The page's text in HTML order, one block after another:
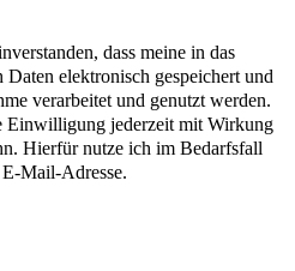
dass meine in das
elektronisch gespeichert und
verarbeitet und genutzt werden.
Einwilligung jederzeit mit Wirkung
Hierfür nutze ich im Bedarfsfall
Mail-Adresse.